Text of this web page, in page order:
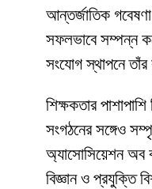
আন্তর্জাতিক
সফলভাবে সম্পন্ন
সংযোগ স্থাপনে
শিক্ষকতার
সংগঠনের সঙ্গেও
অ্যাসোসিয়েশন অব
বিজ্ঞান ও প্রযুক্তি